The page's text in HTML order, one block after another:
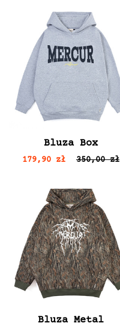
Bluza Box
179,90 zł 350,00 zł
Bluza Metal